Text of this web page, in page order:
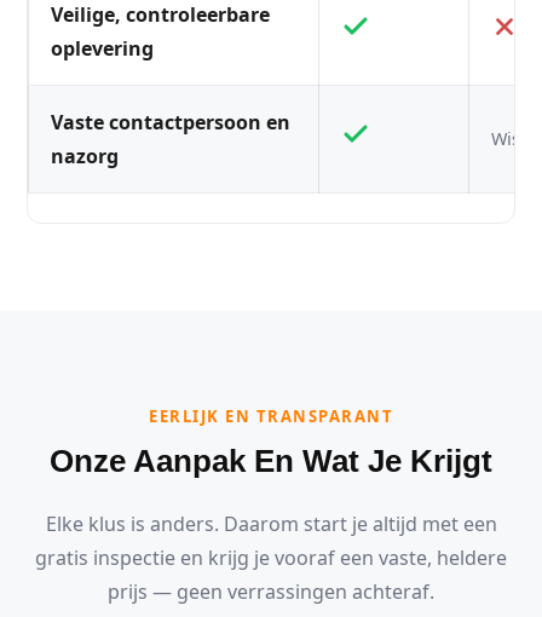
Veilige, controleerbare
oplevering
Vaste contactpersoon en
nazorg
EERLIJK EN TRANSPARANT
Onze Aanpak En Wat Je Krijgt
Elke klus is anders. Daarom start je altijd met een
gratis inspectie en krijg je vooraf een vaste, heldere
prijs — geen verrassingen achteraf.